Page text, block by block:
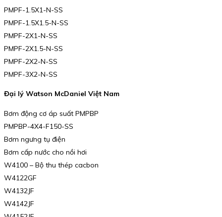
PMPF-1.5X1-N-SS
PMPF-1.5X1.5-N-SS
PMPF-2X1-N-SS
PMPF-2X1.5-N-SS
PMPF-2X2-N-SS
PMPF-3X2-N-SS
Đại lý Watson McDaniel Việt Nam
Bơm động cơ áp suất PMPBP
PMPBP-4X4-F150-SS
Bơm ngưng tụ điện
Bơm cấp nước cho nồi hơi
W4100 – Bộ thu thép cacbon
W4122GF
W4132JF
W4142JF